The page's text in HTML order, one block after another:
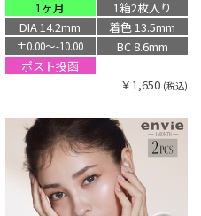
1ヶ月
1箱2枚入り
DIA 14.2mm
着色 13.5mm
±0.00〜-10.00
BC 8.6mm
ポスト投函
￥1,650 (税込)